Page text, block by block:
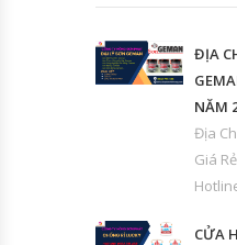
ĐỊA
NĂM
Địa
Giá
CỬA